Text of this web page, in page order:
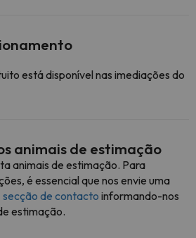
está disponível nas imediações do
animais de estimação
animais de estimação. Para
é essencial que nos envie uma
secção de contacto informando-nos
estimação.